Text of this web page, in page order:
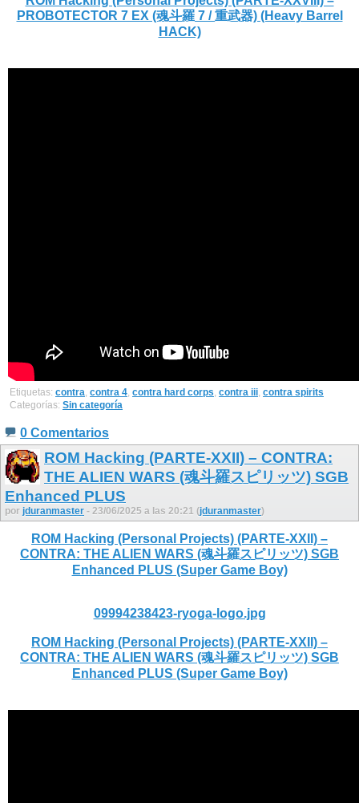
PROBOTECTOR 7 EX (魂斗羅 7 / 重武器) (Heavy Barrel
HACK)
Etiquetas: contra contra 4 contra hard corps contra iii contra spirits
Categorías: Sin categoría
0 Comentarios
ROM Hacking (PARTE-XXII) – CONTRA:
THE ALIEN WARS (魂斗羅スピリッツ) SGB
Enhanced PLUS
por jduranmaster - 23/06/2025 a las 20:21 (jduranmaster)
ROM Hacking (Personal Projects) (PARTE-XXII) –
CONTRA: THE ALIEN WARS (魂斗羅スピリッツ) SGB
Enhanced PLUS (Super Game Boy)
09994238423-ryoga-logo.jpg
ROM Hacking (Personal Projects) (PARTE-XXII) –
CONTRA: THE ALIEN WARS (魂斗羅スピリッツ) SGB
Enhanced PLUS (Super Game Boy)